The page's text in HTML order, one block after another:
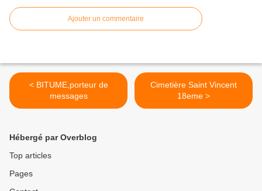
Ajouter un commentaire
< BITUME,porteur de
messages
Cimetière Saint Vincent
18eme >
Hébergé par Overblog
Top articles
Pages